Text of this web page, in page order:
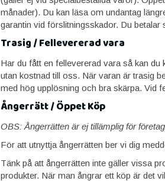
månader). Du kan läsa om undantag
garantin vid förslitningsskador. Du
Trasig / Fellevererad vara
Har du fått en fellevererad vara så kan
utan kostnad till oss. När varan är trasig
med hög upplösning och bra skärpa. Vid
Ångerrätt / Öppet Köp
OBS: Ångerrätten är ej tillämplig för
För att utnyttja ångerrätten ber vi dig
Tänk på att ångerrätten inte gäller vissa
produkter. När man ångrar ett köp är det